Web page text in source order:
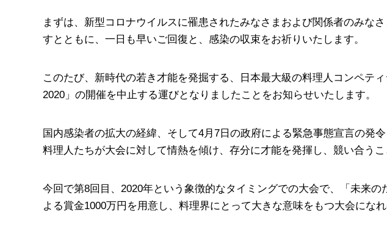
まずは、新型コロナウイルスに罹患されたみなさまおよび関係者のみな
すとともに、一日も早いご回復と、感染の収束をお祈りいたします。
このたび、新時代の若き才能を発掘する、日本最大級の料理人コンペテ
2020」の開催を中止する運びとなりましたことをお知らせいたします。
国内感染者の拡大の経緯、そして4月7日の政府による緊急事態宣言の発
料理人たちが大会に対して情熱を傾け、存分に才能を発揮し、競い合う
今回で第8回目、2020年という象徴的なタイミングでの大会で、「未来
よる賞金1000万円を用意し、料理界にとって大きな意味をもつ大会にな